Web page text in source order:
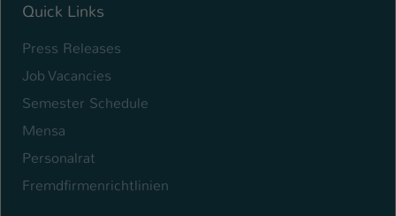
Quick Links
Press Releases
Job Vacancies
Semester Schedule
Mensa
Personalrat
Fremdfirmenrichtlinien